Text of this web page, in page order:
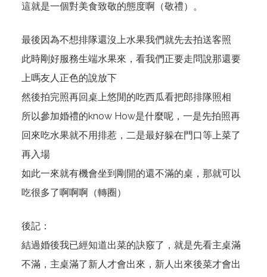
這就是一個對美食致敬的態度啊（敬禮）。
最後因為不想排隊還沒上水果我們就先去拍送客照
此時剛好服務生端水果來，看我們正要走問說那還要
上嗎友人正色的說放下
然後拍完照再回桌上悠閒的吃西瓜看把郎排隊照相
所以參加婚禮的know How是什麼呢，一是先拍照再
回來吃水果就不用排惹，二是最好躲在門口等上菜了
再入場
如此一來就有機會坐到剛開的還不滿的桌，那就可以
吃很多了啊啊啊（轉圈）
後記：
結過婚後我已經知道出菜的訣竅了，就是先看主桌滿
不滿，主桌滿了新人才會出來，新人出來後菜才會出